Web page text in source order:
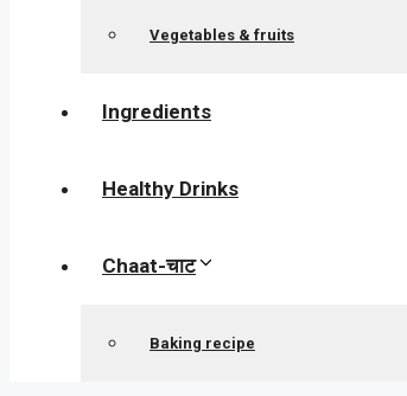
Vegetables & fruits
Ingredients
Healthy Drinks
Chaat-चाट
Baking recipe